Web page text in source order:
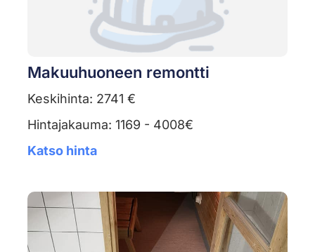
Makuuhuoneen remontti
Keskihinta: 2741 €
Hintajakauma: 1169 - 4008€
Katso hinta